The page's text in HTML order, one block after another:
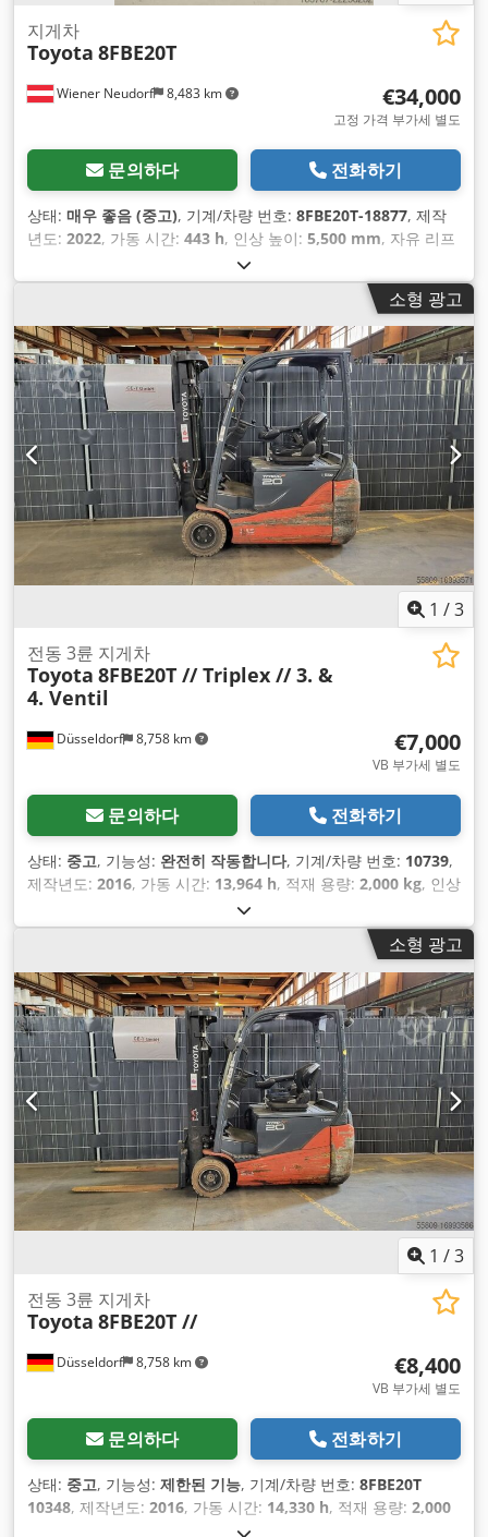
Wiener Neudorf 8,483 km
지게차
Toyota 8FBE20T
€34,000
고정 가격 부가세 별도
문의하다 전화하기
상태: 매우 좋음 (중고), 기계/차량 번호: 8FBE20T-18877, 제작
년도: 2022, 가동 시간: 443 h, 인상 높이: 5,500 mm, 자유 리프
전기, 마스트 유형:
리 용량:630 아, 포크 길이:1,200 mm,
소형 광고
1 /3
Düsseldorf 8,758 km
전동 3륜 지게차
Toyota 8FBE20T // Triplex // 3. &
4. Ventil
€7,000
VB 부가세 별도
문의하다 전화하기
상태: 중고, 기능성: 완전히 작동합니다, 기계/차량 번호: 10739,
제작년도: 2016, 가동 시간: 13,964 h, 적재 용량: 2,000 kg, 인상
, 자유 리프트:1,600 mm
스트 유형:트리플렉스, 건설 높이:2,050 mm, 공차 중량:3,770
소형 광고
1 /3
Düsseldorf 8,758 km
전동 3륜 지게차
Toyota 8FBE20T //
€8,400
VB 부가세 별도
문의하다 전화하기
상태: 중고, 기능성: 제한된 기능, 기계/차량 번호: 8FBE20T
10348, 제작년도: 2016, 가동 시간: 14,330 h, 적재 용량: 2,000
, 마스트 유형: